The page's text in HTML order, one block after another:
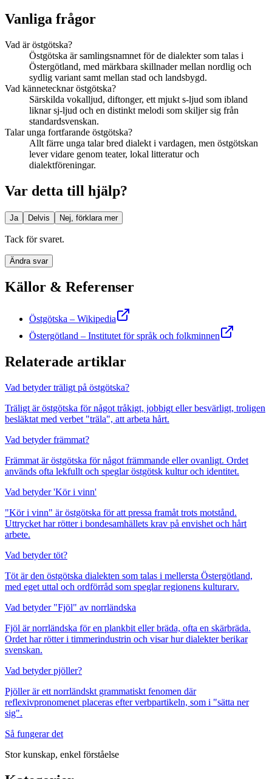
Vanliga frågor
Vad är östgötska?
Östgötska är samlingsnamnet för de dialekter som talas i
Östergötland, med märkbara skillnader mellan nordlig och
sydlig variant samt mellan stad och landsbygd.
Vad kännetecknar östgötska?
Särskilda vokalljud, diftonger, ett mjukt s-ljud som ibland
liknar sj-ljud och en distinkt melodi som skiljer sig från
standardsvenskan.
Talar unga fortfarande östgötska?
Allt färre unga talar bred dialekt i vardagen, men östgötskan
lever vidare genom teater, lokal litteratur och
dialektföreningar.
Var detta till hjälp?
Ja Delvis Nej, förklara mer
Tack för svaret.
Ändra svar
Källor & Referenser
Östgötska – Wikipedia
Östergötland – Institutet för språk och folkminnen
Relaterade artiklar
Vad betyder träligt på östgötska?
Träligt är östgötska för något tråkigt, jobbigt eller besvärligt, troligen
besläktat med verbet "träla", att arbeta hårt.
Vad betyder främmat?
Främmat är östgötska för något främmande eller ovanligt. Ordet
används ofta lekfullt och speglar östgötsk kultur och identitet.
Vad betyder 'Kör i vinn'
"Kör i vinn" är östgötska för att pressa framåt trots motstånd.
Uttrycket har rötter i bondesamhällets krav på envishet och hårt
arbete.
Vad betyder töt?
Töt är den östgötska dialekten som talas i mellersta Östergötland,
med eget uttal och ordförråd som speglar regionens kulturarv.
Vad betyder "Fjöl" av norrländska
Fjöl är norrländska för en plankbit eller bräda, ofta en skärbräda.
Ordet har rötter i timmerindustrin och visar hur dialekter berikar
svenskan.
Vad betyder pjöller?
Pjöller är ett norrländskt grammatiskt fenomen där
reflexivpronomenet placeras efter verbpartikeln, som i "sätta ner
sig".
Så fungerar det
Stor kunskap, enkel förståelse